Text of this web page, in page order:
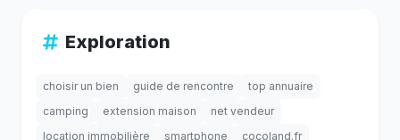
Exploration
choisir un bien guide de rencontre
top annuaire
camping
extension maison
net vendeur
location immobilière
smartphone
cocoland.fr